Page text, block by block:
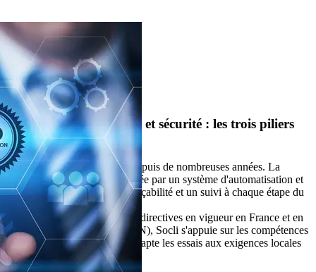
2
3
Accueil
Socli pour l'export
Qualité, environnement et sécurité : les trois piliers
de la politique de Socli
Socli est certifié ISO 9001
depuis de nombreuses années. La
fabrication est entièrement gérée par un système d'automatisation et
de contrôle qui garantit une traçabilité et un suivi à chaque étape du
processus de fabrication.
Conformément aux normes et directives en vigueur en France et en
Europe (marquage CE, NF, EN), Socli s'appuie sur les compétences
de son laboratoire central et adapte les essais aux exigences locales
ou internationales.